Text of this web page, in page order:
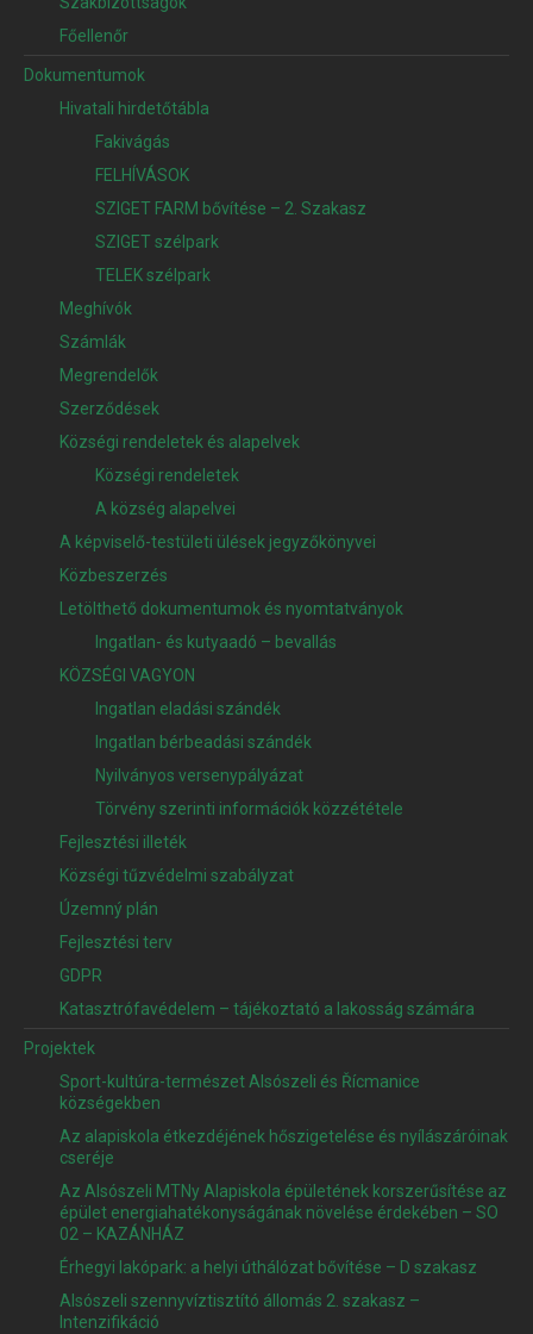
Főellenőr
Dokumentumok
Hivatali hirdetőtábla
Fakivágás
FELHÍVÁSOK
SZIGET FARM bővítése – 2. Szakasz
SZIGET szélpark
TELEK szélpark
Meghívók
Számlák
Megrendelők
Szerződések
Községi rendeletek és alapelvek
Községi rendeletek
A község alapelvei
A képviselő-testületi ülések jegyzőkönyvei
Közbeszerzés
Letölthető dokumentumok és nyomtatványok
Ingatlan- és kutyaadó – bevallás
KÖZSÉGI VAGYON
Ingatlan eladási szándék
Ingatlan bérbeadási szándék
Nyilványos versenypályázat
Törvény szerinti információk közzététele
Fejlesztési illeték
Községi tűzvédelmi szabályzat
Územný plán
Fejlesztési terv
GDPR
Katasztrófavédelem – tájékoztató a lakosság számára
Projektek
Sport-kultúra-természet Alsószeli és Řícmanice
községekben
Az alapiskola étkezdéjének hőszigetelése és nyílászáróinak
cseréje
Az Alsószeli MTNy Alapiskola épületének korszerűsítése az
épület energiahatékonyságának növelése érdekében – SO
02 – KAZÁNHÁZ
Érhegyi lakópark: a helyi úthálózat bővítése – D szakasz
Alsószeli szennyvíztisztító állomás 2. szakasz –
Intenzifikáció